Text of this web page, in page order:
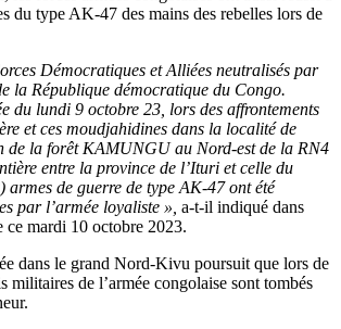
du type AK-47 des mains des rebelles lors de
Démocratiques et Alliées neutralisés par
la République démocratique du Congo.
du lundi 9 octobre 23, lors des affrontements
et ces moudjahidines dans la localité de
de la forêt KAMUNGU au Nord-est de la RN4
entre la province de l’Ituri et celle du
de guerre de type AK-47 ont été
par l’armée loyaliste », a-t-il indiqué dans
ce mardi 10 octobre 2023.
dans le grand Nord-Kivu poursuit que lors de
militaires de l’armée congolaise sont tombés